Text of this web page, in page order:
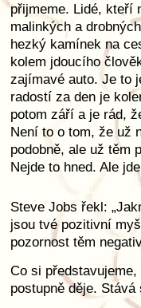
přijmeme. Lidé, kteří
malinkých a
hezký kamínek na
kolem jdoucího
zajímavé auto. Je to
radostí za den je
potom září a je rád,
Není to o tom, že už
podobně, ale už těm
Nejde to hned. Ale
Steve Jobs řekl:
jsou tvé pozitivní
pozornost těm
Co si
postupně děje.